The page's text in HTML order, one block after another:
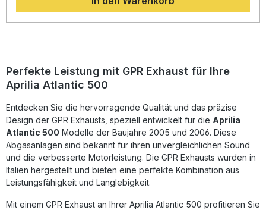
einen sportlich-markanten Sound, der dank des
herausnehmbaren db-Killers individuell angepasst werden
garantiert eine langlebige und präzise Verarbeitung. Durch
das Plug & Play-System ist die Montage einfach und
unkompliziert. Es wird empfohlen, den Einbau durch eine
verbesserte Leistung durch optimierten Abgasfluss
Gewichtseinsparung gegenüber der Serienauspuffanlage
EU-homologiert und legal im Straßenverkehr
Herausnehmbarer db-Killer für individuelle
Soundanpassung Plug & Play Montage mit allen benötigten
Anbauteilen Lieferumfang: GPR Evo4 Road
Endschalldämpfer (homologiert) Herausnehmbarer db-
Killer Verbindungsrohr und Katalysator
Perfekte Leistung mit GPR Exhaust für Ihre
Aprilia Atlantic 500
Entdecken Sie die hervorragende Qualität und das präzise
Design der GPR Exhausts, speziell entwickelt für die Aprilia
Atlantic 500 Modelle der Baujahre 2005 und 2006. Diese
Abgasanlagen sind bekannt für ihren unvergleichlichen Sound
und die verbesserte Motorleistung. Die GPR Exhausts wurden in
Italien hergestellt und bieten eine perfekte Kombination aus
Leistungsfähigkeit und Langlebigkeit.
Mit einem GPR Exhaust an Ihrer Aprilia Atlantic 500 profitieren Sie